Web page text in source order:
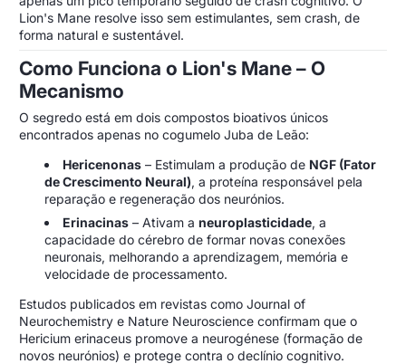
Lion's Mane resolve isso sem estimulantes, sem crash, de
forma natural e sustentável.
Como Funciona o Lion's Mane – O
Mecanismo
O segredo está em dois compostos bioativos únicos
encontrados apenas no cogumelo Juba de Leão:
Hericenonas – Estimulam a produção de NGF (Fator
de Crescimento Neural), a proteína responsável pela
reparação e regeneração dos neurónios.
Erinacinas – Ativam a neuroplasticidade, a
capacidade do cérebro de formar novas conexões
neuronais, melhorando a aprendizagem, memória e
velocidade de processamento.
Estudos publicados em revistas como Journal of
Neurochemistry e Nature Neuroscience confirmam que o
Hericium erinaceus promove a neurogénese (formação de
novos neurónios) e protege contra o declínio cognitivo.